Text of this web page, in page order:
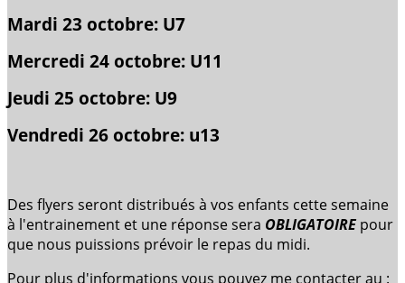
Mardi 23 octobre: U7
Mercredi 24 octobre: U11
Jeudi 25 octobre: U9
Vendredi 26 octobre: u13
Des flyers seront distribués à vos enfants cette semaine
à l'entrainement et une réponse sera OBLIGATOIRE pour
que nous puissions prévoir le repas du midi.
Pour plus d'informations vous pouvez me contacter au :